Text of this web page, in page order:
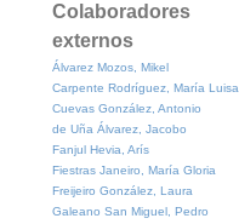
Colaboradores
externos
Álvarez Mozos, Mikel
Carpente Rodríguez, María Luisa
Cuevas González, Antonio
de Uña Álvarez, Jacobo
Fanjul Hevia, Arís
Fiestras Janeiro, María Gloria
Freijeiro González, Laura
Galeano San Miguel, Pedro